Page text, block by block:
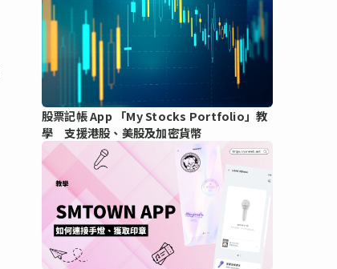
股票記帳 App 「My Stocks Portfolio」教
學 支援港股、美股及加密貨幣